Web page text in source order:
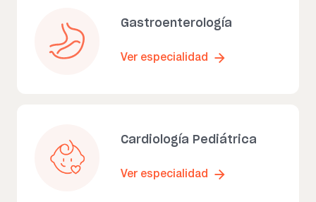
Gastroenterología
Ver especialidad
Cardiología Pediátrica
Ver especialidad